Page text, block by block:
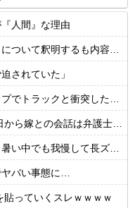
人間』な理由
も内容がクソすぎて更に大炎上……
されていた」
と衝突したドラレコが（ノ∇`）
話は弁護士通してになるはず！
いてる。半ズボンはモテ無い。厳しいって
バい事態に…
貼っていくスレｗｗｗｗ